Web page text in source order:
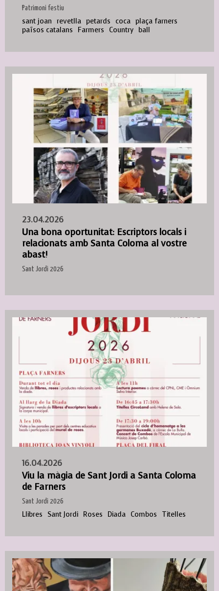
Patrimoni festiu
sant joan revetlla petards coca plaça farners
països catalans
Farmers Country ball
23.04.2026
Una bona oportunitat: Escriptors locals i
relacionats amb Santa Coloma al vostre
abast!
Sant Jordi 2026
16.04.2026
Viu la màgia de Sant Jordi a Santa Coloma
de Farners
Sant Jordi 2026
Llibres Sant Jordi Roses Diada Combos Titelles